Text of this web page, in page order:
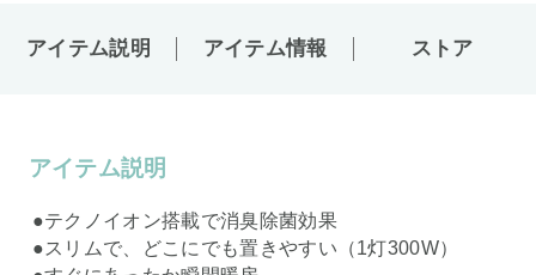
アイテム説明 アイテム情報 ストア
アイテム説明
●テクノイオン搭載で消臭除菌効果
●スリムで、どこにでも置きやすい（1灯300W）